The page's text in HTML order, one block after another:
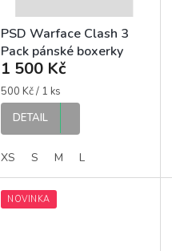
PSD Warface Clash 3
Pack pánské boxerky
1 500 Kč
Měrná
cena:
500 Kč / 1 ks
DETAIL
XS S M L
NOVINKA